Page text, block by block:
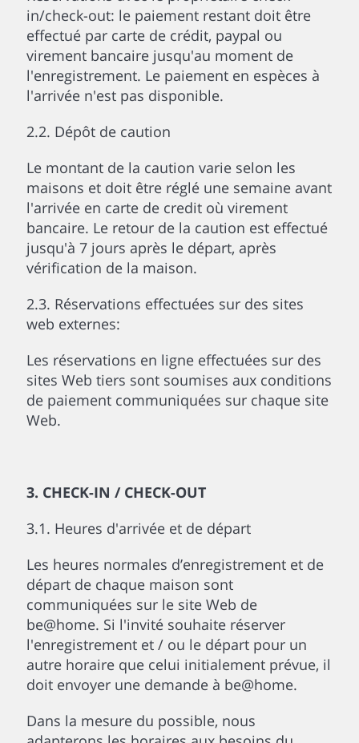
in/check-out: le paiement restant doit être
effectué par carte de crédit, paypal ou
virement bancaire jusqu'au moment de
l'enregistrement. Le paiement en espèces à
l'arrivée n'est pas disponible.
2.2. Dépôt de caution
Le montant de la caution varie selon les
maisons et doit être réglé une semaine avant
l'arrivée en carte de credit où virement
bancaire. Le retour de la caution est effectué
jusqu'à 7 jours après le départ, après
vérification de la maison.
2.3. Réservations effectuées sur des sites
web externes:
Les réservations en ligne effectuées sur des
sites Web tiers sont soumises aux conditions
de paiement communiquées sur chaque site
Web.
3. CHECK-IN / CHECK-OUT
3.1. Heures d'arrivée et de départ
Les heures normales d’enregistrement et de
départ de chaque maison sont
communiquées sur le site Web de
be@home. Si l'invité souhaite réserver
l'enregistrement et / ou le départ pour un
autre horaire que celui initialement prévue, il
doit envoyer une demande à be@home.
Dans la mesure du possible, nous